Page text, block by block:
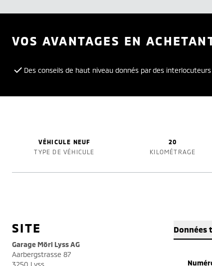
VOS AVANTAGES EN
Des conseils de haut niveau donnés par des
VÉHICULE NEUF
TYPE DE VÉHICULE
20
KILOMÉTRAGE
Données
SITE
Garage Möri Lyss AG
Aarbergstrasse 87
3250 Lyss